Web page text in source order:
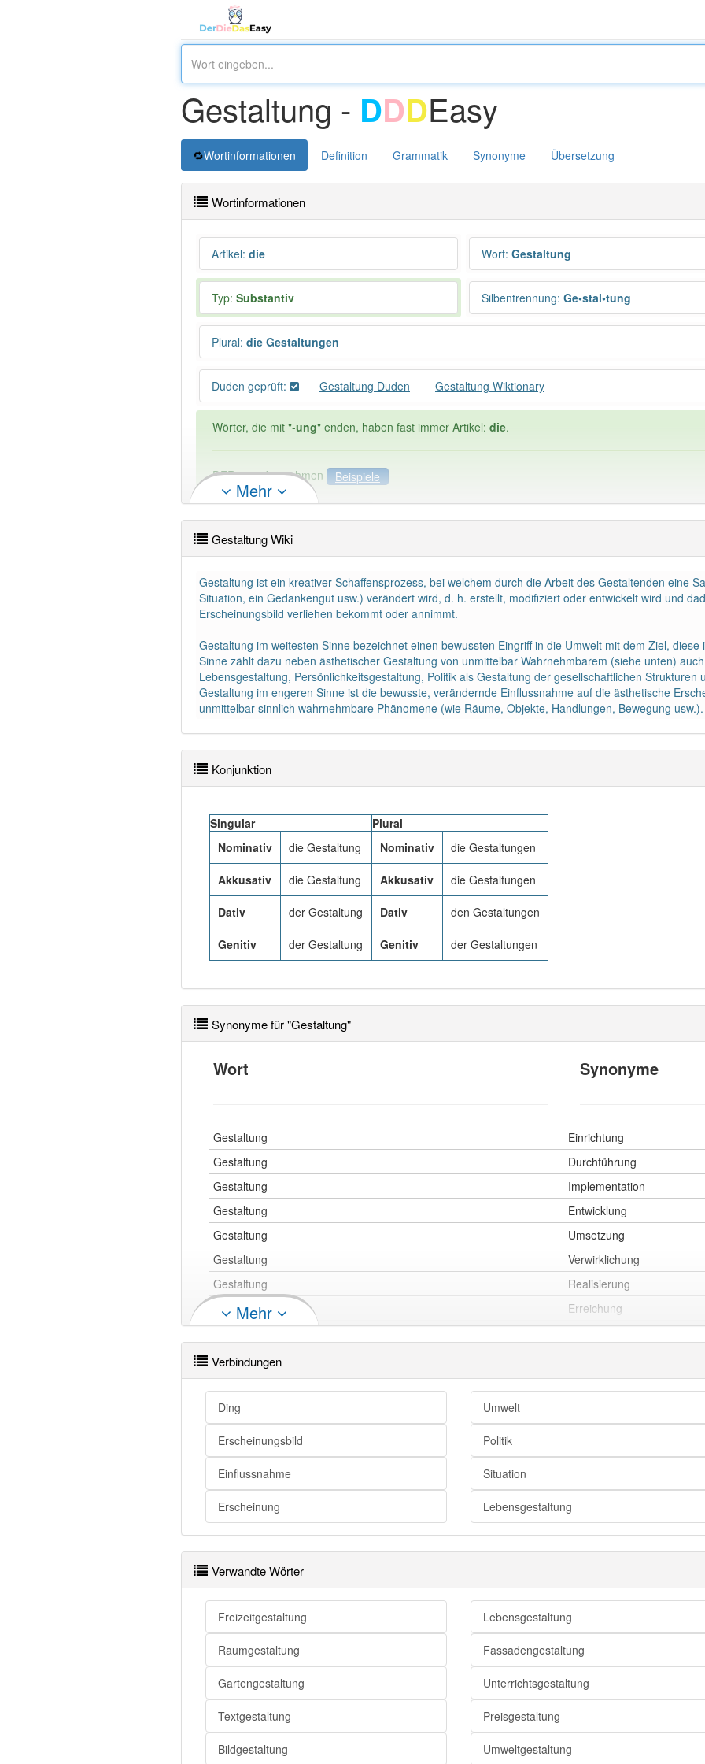
Gestaltung - DDDEasy
Wortinformationen Definition Grammatik Synonyme Übersetzung
Wortinformationen
Artikel: die Wort: Gestaltung
Typ: Substantiv Silbentrennung: Ge•stal•tung
Plural: die Gestaltungen
Duden geprüft: Gestaltung Duden Gestaltung Wiktionary
Wörter, die mit "-ung" enden, haben fast immer Artikel: die.
DER:127Ausnahmen
Beispiele
DIE: 11 043
DAS:2Ausnahmen
PowerIndex:
Wörter mit Endung-gestaltung: 21 Wörter mit
86% unserer Spielapp-Nutzer haben den Artikel korrekt erraten.
Mehr
Gestaltung Wiki
Gestaltung ist ein kreativer Schaffensprozess, bei welchem durch die Arbeit des Gestaltenden eine
Situation, ein Gedankengut usw.) verändert wird, d. h. erstellt, modifiziert oder entwickelt wird und
Erscheinungsbild verliehen bekommt oder annimmt.
Gestaltung im weitesten Sinne bezeichnet einen bewussten Eingriff in die Umwelt mit dem Ziel,
Sinne zählt dazu neben ästhetischer Gestaltung von unmittelbar Wahrnehmbarem (siehe unten)
Lebensgestaltung, Persönlichkeitsgestaltung, Politik als Gestaltung der gesellschaftlichen Strukturen
Gestaltung im engeren Sinne ist die bewusste, verändernde Einflussnahme auf die ästhetische
unmittelbar sinnlich wahrnehmbare Phänomene (wie Räume, Objekte, Handlungen, Bewegung usw.).
Konjunktion
Singular
Nominativ
die Gestaltung
Akkusativ die Gestaltung
Dativ der Gestaltung
Genitiv der Gestaltung
Plural
Nominativ
die Gestaltungen
Akkusativ die Gestaltungen
Dativ den Gestaltungen
Genitiv der Gestaltungen
Synonyme für "Gestaltung"
Wort Synonyme
Gestaltung
Einrichtung
Gestaltung
Durchführung
Gestaltung
Implementation
Gestaltung
Entwicklung
Gestaltung
Umsetzung
Gestaltung
Verwirklichung
Gestaltung
Realisierung
Gestaltung
Erreichung
Gestaltung
Manifestation
Gestaltung
Gestaltung
Gestaltung
Formgebung
Gestaltung
Design
Gestaltung openthesaurus
Mehr
Verbindungen
Ding Umwelt
Erscheinungsbild Politik
Einflussnahme Situation
Erscheinung Lebensgestaltung
Verwandte Wörter
Freizeitgestaltung Lebensgestaltung
Raumgestaltung Fassadengestaltung
Gartengestaltung Unterrichtsgestaltung
Textgestaltung Preisgestaltung
Bildgestaltung Umweltgestaltung